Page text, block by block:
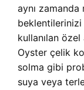
aynı
kullanılan
Oyster çelik
solma gibi
suya veya